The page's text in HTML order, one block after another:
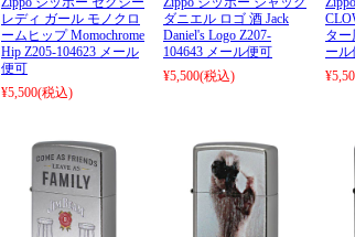
レディ ガール モノクロ
ームヒップ Momochrome
Hip Z205-104623 メール
便可
¥5,500(税込)
ダニエル ロゴ 酒 Jack
Daniel's Logo Z207-
104643 メール便可
¥5,500(税込)
ター
ール